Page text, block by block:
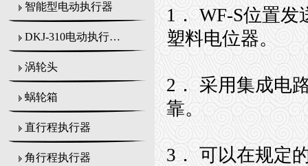
智能型电动执行器
DKJ-310电动执行机构
涡轮头
蜗轮箱
直行程执行器
角行程执行器
1． WF-S位置
塑料电位器。
2． 采用集成电
靠。
3． 可以在规定